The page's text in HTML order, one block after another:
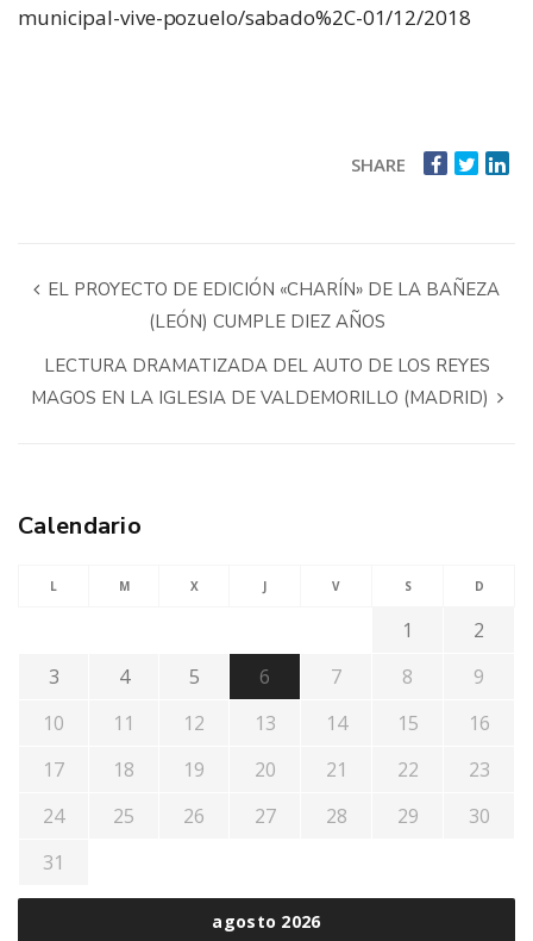
municipal-vive-pozuelo/sabado%2C-01/12/2018
SHARE
EL PROYECTO DE EDICIÓN «CHARÍN» DE LA BAÑEZA
(LEÓN) CUMPLE DIEZ AÑOS
LECTURA DRAMATIZADA DEL AUTO DE LOS REYES
MAGOS EN LA IGLESIA DE VALDEMORILLO (MADRID)
Calendario
agosto 2026
L M X J V S D
1
2
3
4 5 6 7 8
9
10
11 12 13 14 15
16
17
18 19 20 21 22
23
24
25 26 27 28 29
30
31